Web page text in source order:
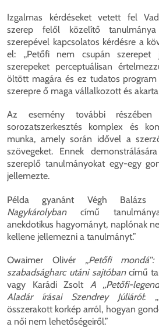
Izgalmas kérdéseket vetett fel
szerep felől közelítő
szerepével kapcsolatos kérdésre a
el: ,,Petőfi nem csupán
szerepeket perceptuálisan
öltött magára és ez tudatos
szerepre ő maga vállalkozott és
Az esemény további
sorozatszerkesztés komplex és
munka, amely során idővel a
szövegeket. Ennek
szereplő tanulmányokat egy-egy
jellemezte.
Példa gyanánt Végh Balázs
Nagykárolybancímű
anekdotikus hagyományt, naplónak
kellene jellemezni a tanulmányt.”
Owaimer Olivér ,,Petőfi
szabadságharc utáni sajtóbancímű
vagy Karádi Zsolt A ,,Petőfi-
Aladár írásai Szendrey Júliáról:
összerakott korkép arról, hogyan
a női nem lehetőségeiről.”